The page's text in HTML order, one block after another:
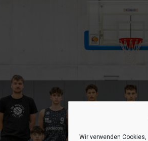
Wir verwenden